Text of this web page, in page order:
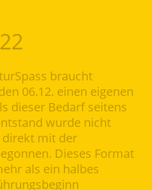
braucht
06.12. einen eigenen
dieser Bedarf seitens
wurde nicht
direkt mit der
Dieses Format
als ein halbes